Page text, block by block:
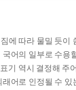
에 따라 물밀 듯이
어의 일부로 수용
기 역시 결정해 주
어로 인정될 수 있